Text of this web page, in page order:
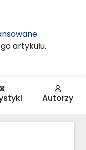
artykułu.
Autorzy